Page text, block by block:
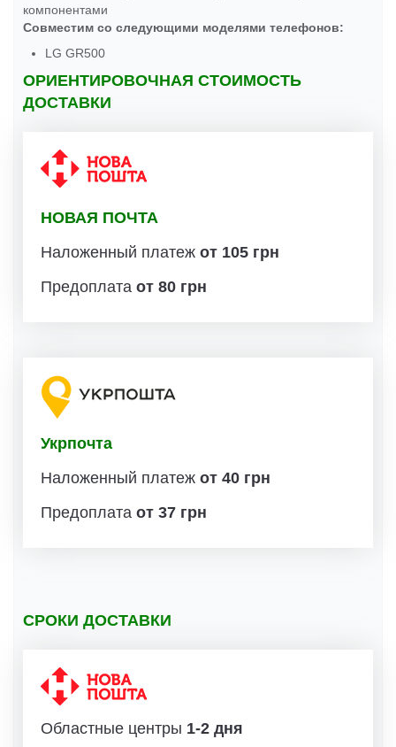
компонентами
Совместим со следующими моделями телефонов:
LG GR500
ОРИЕНТИРОВОЧНАЯ СТОИМОСТЬ
ДОСТАВКИ
НОВАЯ ПОЧТА
Наложенный платеж от 105 грн
Предоплата от 80 грн
Укрпочта
Наложенный платеж от 40 грн
Предоплата от 37 грн
СРОКИ ДОСТАВКИ
Областные центры 1-2 дня